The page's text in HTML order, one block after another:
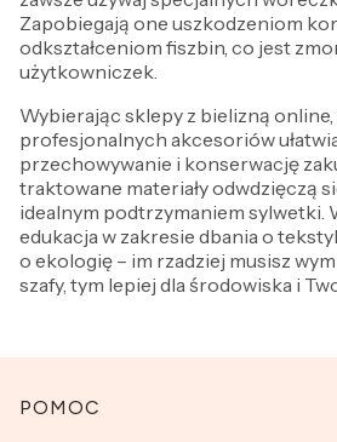
Zapobiegają one uszkodzeniom
odkształceniom fiszbin, co jest
użytkowniczek.
Wybierając sklepy z bielizną
profesjonalnych akcesoriów
przechowywanie i konserwację
traktowane materiały odwdzięczą
idealnym podtrzymaniem sylwetki.
edukacja w zakresie dbania o
o ekologię – im rzadziej musisz
szafy, tym lepiej dla środowiska i
Linki w stopce
POMOC